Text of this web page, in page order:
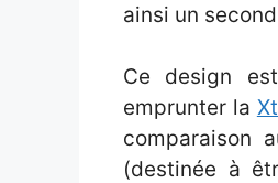
ainsi un
Ce design
emprunter la
comparaison
(destinée à